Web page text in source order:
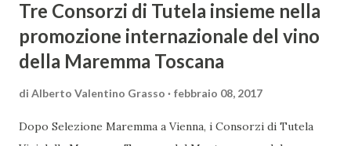
Tre Consorzi di Tutela insieme nella
promozione internazionale del vino
della Maremma Toscana
di Alberto Valentino Grasso febbraio 08, 2017
Dopo Selezione Maremma a Vienna, i Consorzi di Tutela